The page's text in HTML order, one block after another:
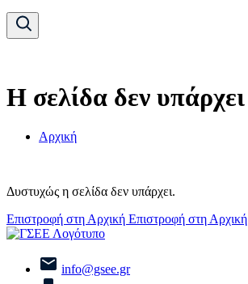
Η σελίδα δεν υπάρχει
Αρχική
Δυστυχώς η σελίδα δεν υπάρχει.
Επιστροφή στη Αρχική Επιστροφή στη Αρχική
info@gsee.gr